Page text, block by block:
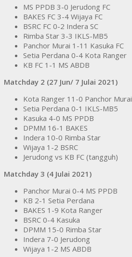
MS PPDB 3-0 Jerudong FC
BAKES FC 3-4 Wijaya FC
BSRC FC 0-2 Indera SC
Rimba Star 3-3 IKLS-MB5
Panchor Murai 1-11 Kasuka FC
Setia Perdana 0-4 Kota Ranger
KB FC 1-1 MS ABDB
Matchday 2 (27 Jun/ 7 Julai 2021)
Kota Ranger 11-0 Panchor Murai
Setia Perdana 0-1 IKLS-MB5
Kasuka 4-0 MS PPDB
DPMM 16-1 BAKES
Indera 10-0 Rimba Star
Wijaya 1-2 BSRC
Jerudong vs KB FC (tangguh)
Matchday 3 (4 Julai 2021)
Panchor Murai 0-4 MS PPDB
KB 2-1 Setia Perdana
BAKES 1-9 Kota Ranger
BSRC 0-4 Kasuka
DPMM 15-0 Rimba Star
Indera 7-0 Jerudong
Wijaya 1-2 MS ABDB